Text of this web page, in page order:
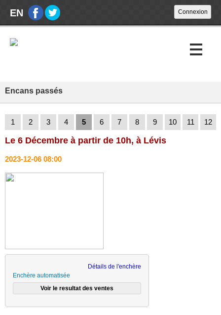
EN
Encans passés
Calendrier
Nous joindre
Encans passés
1 2 3 4 5 6 7 8 9 10 11 12
Le 6 Décembre à partir de 10h, à Lévis
2023-12-06 08:00
Détails de l'enchère
Enchère automatisée